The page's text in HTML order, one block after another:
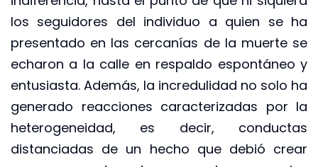
los seguidores del individuo a quien se ha
presentado en las cercanías de la muerte se
echaron a la calle en respaldo espontáneo y
entusiasta. Además, la incredulidad no solo ha
generado reacciones caracterizadas por la
heterogeneidad, es decir, conductas
distanciadas de un hecho que debió crear